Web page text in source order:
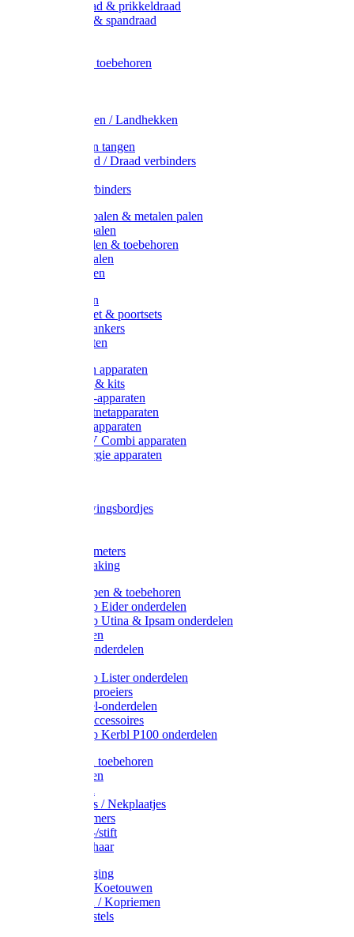
Metaal draad & prikkeldraad
Binddraad & spandraad
Afrasternet toebehoren
Weidehekken / Landhekken
Spanners en tangen
Lint / Koord / Draad verbinders
Litzclip verbinders
Recycling palen & metalen palen
Kunststof palen
T-Post t-palen & toebehoren
Glasfiber palen
Houten palen
Poortgrepen
Doorgangset & poortsets
Poortgreepankers
Weidepoorten
Onderdelen apparaten
Starter sets & kits
9V Batterij-apparaten
230V Lichtnetapparaten
12V Accu-apparaten
230V / 12V Combi apparaten
Zonne-energie apparaten
Waarschuwingsbordjes
Wegers en meters
Video bewaking
Weidepompen & toebehoren
Weidepomp Eider onderdelen
Weidepomp Utina & Ipsam onderdelen
Drinkbakken
Drinkbak onderdelen
Weidepomp Lister onderdelen
Nippels / Sproeiers
Drinknippel-onderdelen
Drinkbak accessoires
Weidepomp Kerbl P100 onderdelen
Oormerken toebehoren
Enkelbanden
Halsplaatjes / Nekplaatjes
Kokernummers
Merkspray-/stift
Veemerkschaar
Uierverzorging
Halsters & Koetouwen
Halsriemen / Kopriemen
Koerugborstels